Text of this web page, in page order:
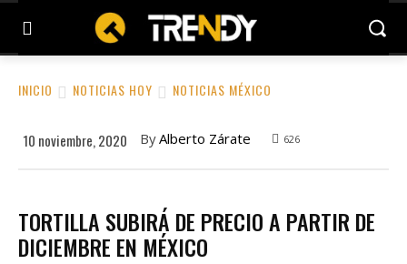
INICIO NOTICIAS HOY NOTICIAS MÉXICO
10 noviembre, 2020 ByAlberto Zárate 626
TORTILLA SUBIRÁ DE PRECIO A PARTIR DE
DICIEMBRE EN MÉXICO